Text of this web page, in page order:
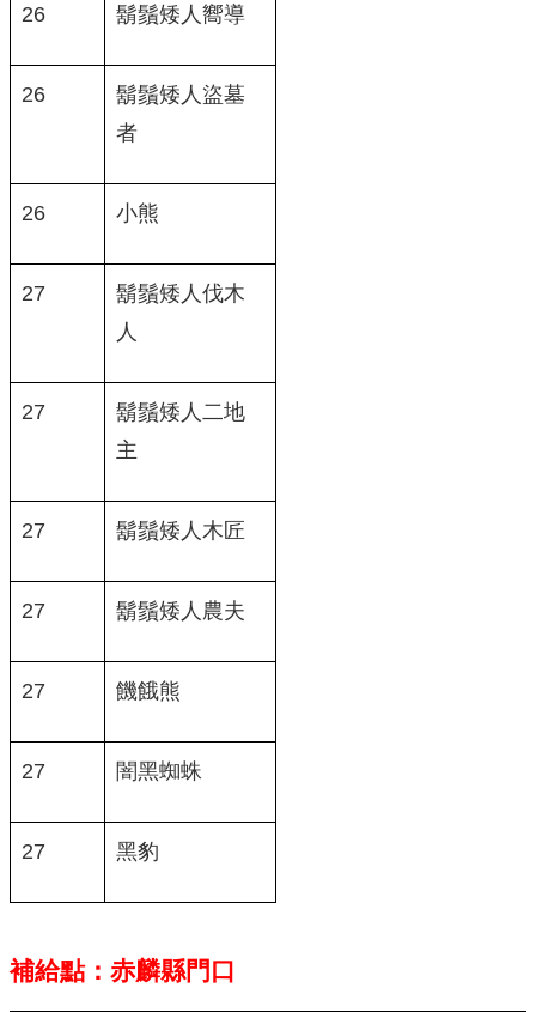
26 鬍鬚矮人嚮導
26
鬍鬚矮人盜墓
者
26 小熊
27
鬍鬚矮人伐木
人
27
鬍鬚矮人二地
主
27 鬍鬚矮人木匠
27 鬍鬚矮人農夫
27 饑餓熊
27 闇黑蜘蛛
27 黑豹
補給點：赤麟縣門口